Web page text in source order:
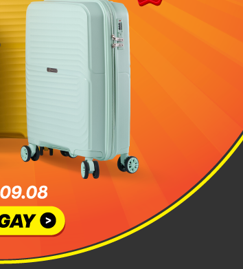
sơ mi Montagut hay quần Nhật co giãn.
boutique
Nội